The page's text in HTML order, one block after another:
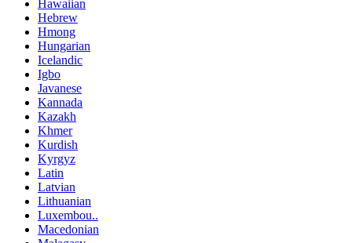
Hawaiian
Hebrew
Hmong
Hungarian
Icelandic
Igbo
Javanese
Kannada
Kazakh
Khmer
Kurdish
Kyrgyz
Latin
Latvian
Lithuanian
Luxembou..
Macedonian